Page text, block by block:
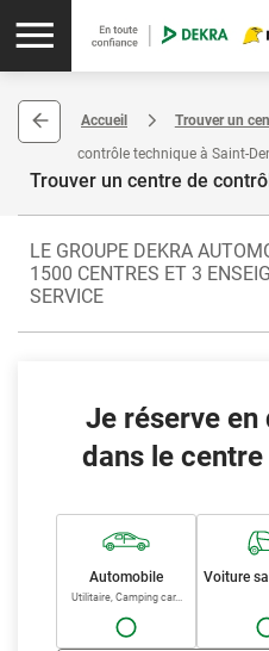
Accueil Trouver un
contrôle technique à Saint-
Trouver un centre de
LE GROUPE DEKRA
1500 CENTRES ET 3
SERVICE
France métropolitaine ou dans
trouverez très facilement un
NORISKO ou AUTOCONTROL à
Je réserve
dans le
Automobile
Utilitaire, Camping car...
Voiture